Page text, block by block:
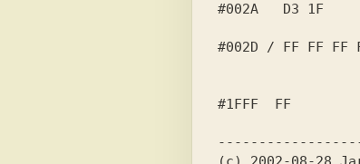
#002A   D3 1F
#002D / FF FF
#1FFF  FF